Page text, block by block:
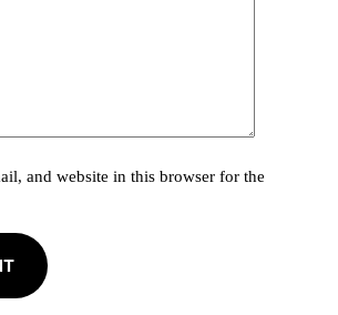
and website in this browser for the